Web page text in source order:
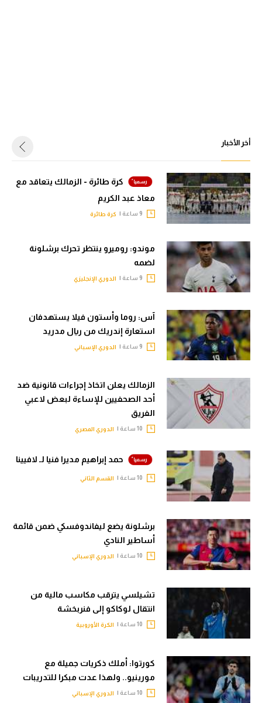
أخر الأخبار
كرة طائرة - الزمالك يتعاقد مع
معاذ عبد الكريم
كرة طائرة
موندو: روميرو ينتظر تحرك برشلونة
لضمه
الدوري الإنجليزي
آس: روما وأستون فيلا يستهدفان
استعارة إندريك من ريال مدريد
الدوري الإسباني
الزمالك يعلن اتخاذ إجراءات قانونية ضد
أحد الصحفيين للإساءة لبعض لاعبي
الفريق
الدوري المصري
حمد إبراهيم مديرا فنيا لـ لافيينا
القسم الثاني
برشلونة يضع ليفاندوفسكي ضمن قائمة
أساطير النادي
الدوري الإسباني
تشيلسي يترقب مكاسب مالية من
انتقال لوكاكو إلى فنربخشة
الكرة الأوروبية
كورتوا: أملك ذكريات جميلة مع
مورينيو.. ولهذا عدت مبكرا للتدريبات
الدوري الإسباني